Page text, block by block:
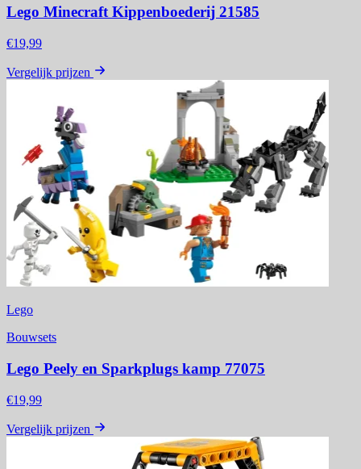
Lego Minecraft Kippenboederij 21585
€19,99
Vergelijk prijzen
Lego
Bouwsets
Lego Peely en Sparkplugs kamp 77075
€19,99
Vergelijk prijzen